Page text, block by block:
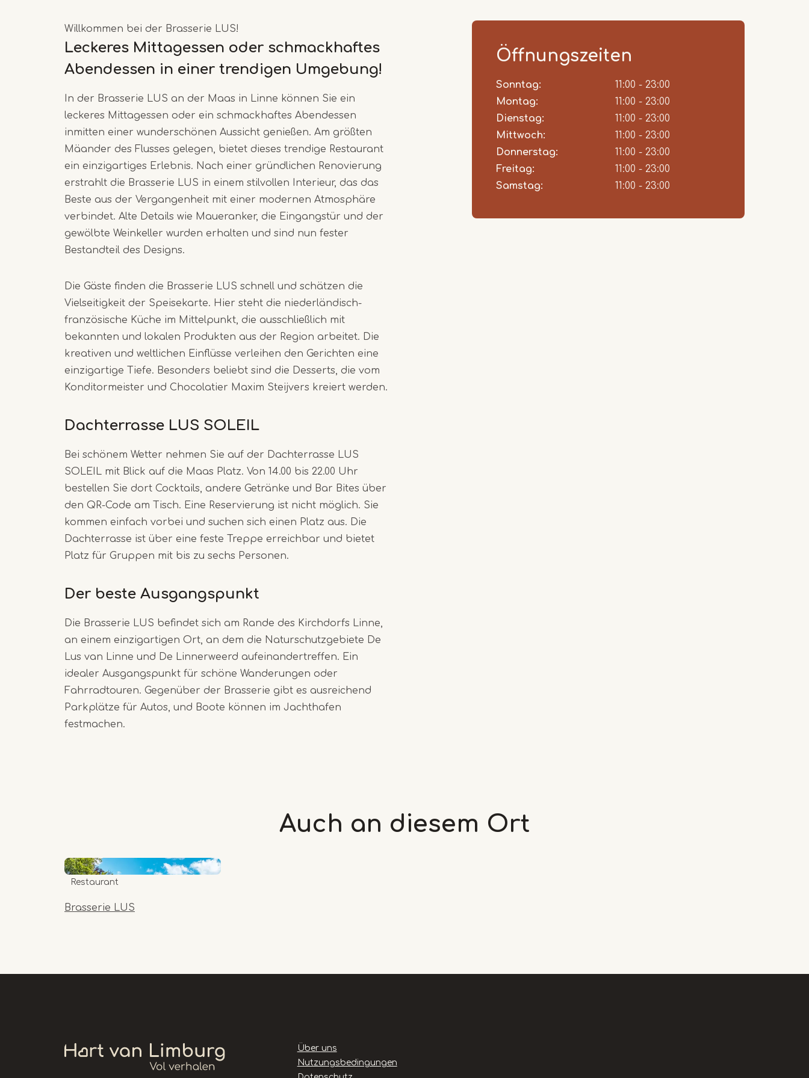
5
Willkommen bei der Brasserie LUS!
Leckeres Mittagessen oder schmackhaftes
Abendessen in einer trendigen Umgebung!
In der Brasserie LUS an der Maas in Linne können Sie ein
leckeres Mittagessen oder ein schmackhaftes Abendessen
inmitten einer wunderschönen Aussicht genießen. Am größten
Mäander des Flusses gelegen, bietet dieses trendige Restaurant
ein einzigartiges Erlebnis. Nach einer gründlichen Renovierung
erstrahlt die Brasserie LUS in einem stilvollen Interieur, das das
Beste aus der Vergangenheit mit einer modernen Atmosphäre
verbindet. Alte Details wie Maueranker, die Eingangstür und der
gewölbte Weinkeller wurden erhalten und sind nun fester
Bestandteil des Designs.
Die Gäste finden die Brasserie LUS schnell und schätzen die
Vielseitigkeit der Speisekarte. Hier steht die niederländisch-
französische Küche im Mittelpunkt, die ausschließlich mit
bekannten und lokalen Produkten aus der Region arbeitet. Die
kreativen und weltlichen Einflüsse verleihen den Gerichten eine
einzigartige Tiefe. Besonders beliebt sind die Desserts, die vom
Konditormeister und Chocolatier Maxim Steijvers kreiert werden.
Dachterrasse LUS SOLEIL
Bei schönem Wetter nehmen Sie auf der Dachterrasse LUS
SOLEIL mit Blick auf die Maas Platz. Von 14.00 bis 22.00 Uhr
bestellen Sie dort Cocktails, andere Getränke und Bar Bites über
den QR-Code am Tisch. Eine Reservierung ist nicht möglich. Sie
kommen einfach vorbei und suchen sich einen Platz aus. Die
Dachterrasse ist über eine feste Treppe erreichbar und bietet
Platz für Gruppen mit bis zu sechs Personen.
Der beste Ausgangspunkt
Die Brasserie LUS befindet sich am Rande des Kirchdorfs Linne,
an einem einzigartigen Ort, an dem die Naturschutzgebiete De
Lus van Linne und De Linnerweerd aufeinandertreffen. Ein
idealer Ausgangspunkt für schöne Wanderungen oder
Fahrradtouren. Gegenüber der Brasserie gibt es ausreichend
Parkplätze für Autos, und Boote können im Jachthafen
festmachen.
Öffnungszeiten
Day
Time
slot
Comment
Sonntag:
11:00 - 23:00
Montag:
11:00 - 23:00
Dienstag:
11:00 - 23:00
Mittwoch:
11:00 - 23:00
Donnerstag:
11:00 - 23:00
Freitag:
11:00 - 23:00
Samstag:
11:00 - 23:00
Auch an diesem Ort
Brasserie LUS
Restaurant
Handige
links
Über uns
Nutzungsbedingungen